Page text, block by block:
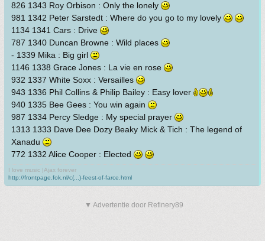
826 1343 Roy Orbison : Only the lonely
981 1342 Peter Sarstedt : Where do you go to my lovely
1134 1341 Cars : Drive
787 1340 Duncan Browne : Wild places
- 1339 Mika : Big girl
1146 1338 Grace Jones : La vie en rose
932 1337 White Soxx : Versailles
943 1336 Phil Collins & Philip Bailey : Easy lover
940 1335 Bee Gees : You win again
987 1334 Percy Sledge : My special prayer
1313 1333 Dave Dee Dozy Beaky Mick & Tich : The legend of
Xanadu
772 1332 Alice Cooper : Elected
I love music |Ajax forever
http://frontpage.fok.nl/c(...)-feest-of-farce.html
▼ Advertentie door Refinery89